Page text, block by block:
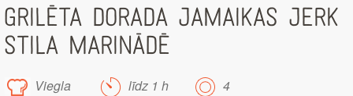
GRILĒTA DORADA JAMAIKAS JERK
STILA MARINĀDĒ
Viegla līdz 1 h
4